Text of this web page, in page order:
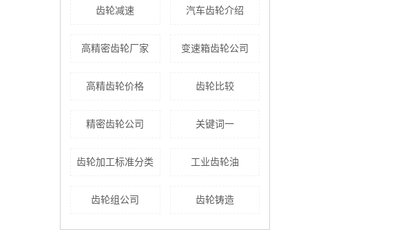
齿轮减速 汽车齿轮介绍
高精密齿轮厂家 变速箱齿轮公司
高精齿轮价格 齿轮比较
精密齿轮公司 关键词一
齿轮加工标准分类 工业齿轮油
齿轮组公司 齿轮铸造